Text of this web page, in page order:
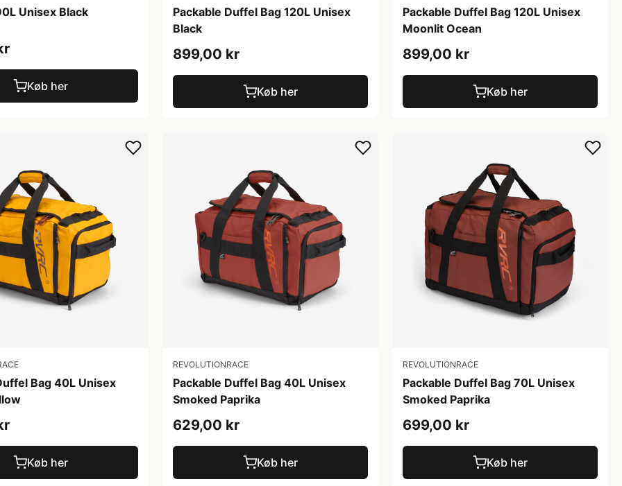
Unisex Black
Køb her
Packable Duffel Bag 120L Unisex
Black
899,00 kr
Køb her
Packable Duffel Bag 120L Unisex
Moonlit Ocean
899,00 kr
Køb her
Bag 40L Unisex
Køb her
REVOLUTIONRACE
Packable Duffel Bag 40L Unisex
Smoked Paprika
629,00 kr
Køb her
REVOLUTIONRACE
Packable Duffel Bag 70L Unisex
Smoked Paprika
699,00 kr
Køb her